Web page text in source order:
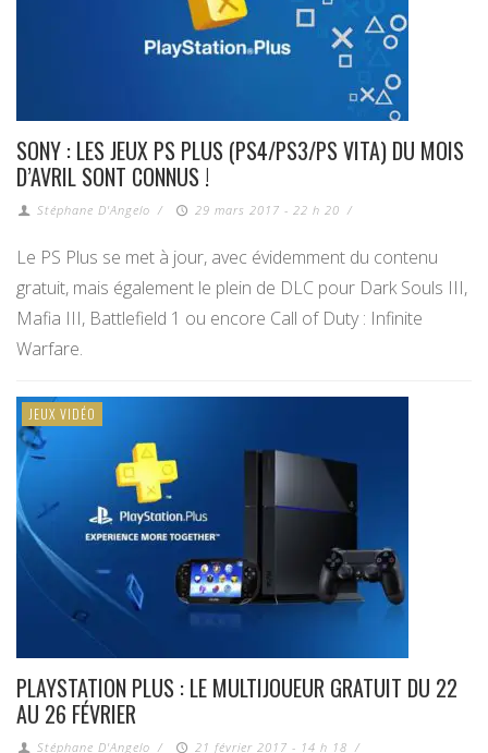
SONY : LES JEUX PS PLUS (PS4/PS3/PS VITA) DU MOIS
D’AVRIL SONT CONNUS !
Stéphane D'Angelo / 29 mars 2017 - 22 h 20 /
Le PS Plus se met à jour, avec évidemment du contenu
gratuit, mais également le plein de DLC pour Dark Souls III,
Mafia III, Battlefield 1 ou encore Call of Duty : Infinite
Warfare.
JEUX VIDÉO
PLAYSTATION PLUS : LE MULTIJOUEUR GRATUIT DU 22
AU 26 FÉVRIER
Stéphane D'Angelo / 21 février 2017 - 14 h 18 /